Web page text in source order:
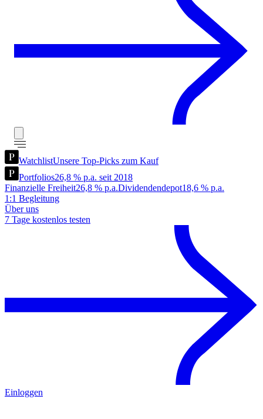
WatchlistUnsere Top-Picks zum Kauf
Portfolios26,8 % p.a. seit 2018
Finanzielle Freiheit26,8 % p.a.Dividendendepot18,6 % p.a.
1:1 Begleitung
Über uns
7 Tage kostenlos testen
Einloggen